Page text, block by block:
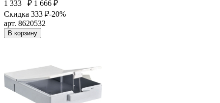
1 333 ₽ 1 666 ₽
Скидка 333 ₽-20%
арт. 8620532
В корзину